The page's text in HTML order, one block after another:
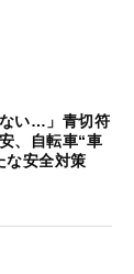
ない…」青切符
、自転車“車
な安全対策